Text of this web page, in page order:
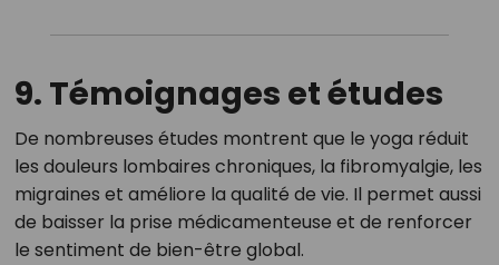
9. Témoignages et études
De nombreuses études montrent que le yoga réduit
les douleurs lombaires chroniques, la fibromyalgie, les
migraines et améliore la qualité de vie. Il permet aussi
de baisser la prise médicamenteuse et de renforcer
le sentiment de bien-être global.